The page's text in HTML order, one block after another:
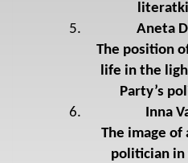
Aneta
The position
life in the
Party’s
Inna
The image of
politician in